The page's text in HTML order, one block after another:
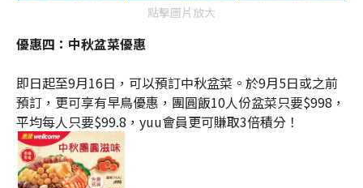
點擊圖片放大
優惠四：中秋盆菜優惠
即日起至9月16日，可以預訂中秋盆菜。於9月5日或之前
預訂，更可享有早鳥優惠，團圓飯10人份盆菜只要$998，
平均每人只要$99.8，yuu會員更可賺取3倍積分！